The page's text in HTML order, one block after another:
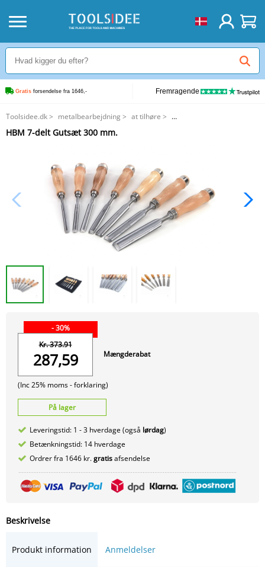
Gratis forsendelse fra 1646,- Fremragende
Toolsidee.dk> metalbearbejdning > at tilhøre >
HBM 7-delt Gutsæt 300 mm.
HBM 7-delt Gutsæt 300 mm.
- 30%
Kr. 373.91
287,59
(Inc 25% moms -forklaring)
Mængderabat
På lager
Leveringstid: 1 - 3 hverdage (også lørdag)
Betænkningstid: 14 hverdage
Ordrer fra 1646 kr.gratisafsendelse
Beskrivelse
Produkt information Anmeldelser